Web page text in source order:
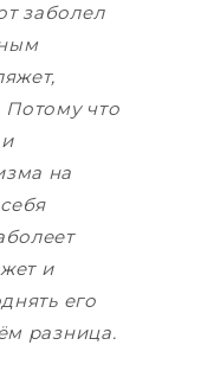
заболел
Потому что
на
и
его
разница.